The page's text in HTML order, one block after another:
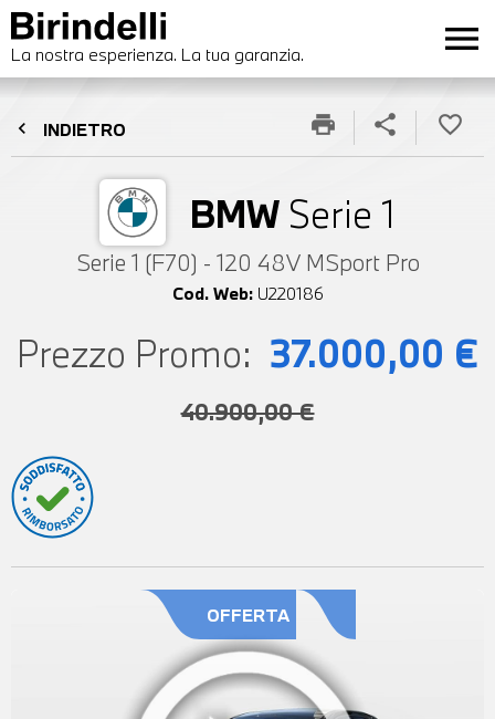
La nostra esperienza. La tua garanzia. menu
chevron_left INDIETRO
BMW Serie 1
Serie 1 (F70) - 120 48V MSport Pro
Cod. Web: U220186
print share favorite_border
Prezzo Promo: 37.000,00 €
40.900,00 €
OFFERTA